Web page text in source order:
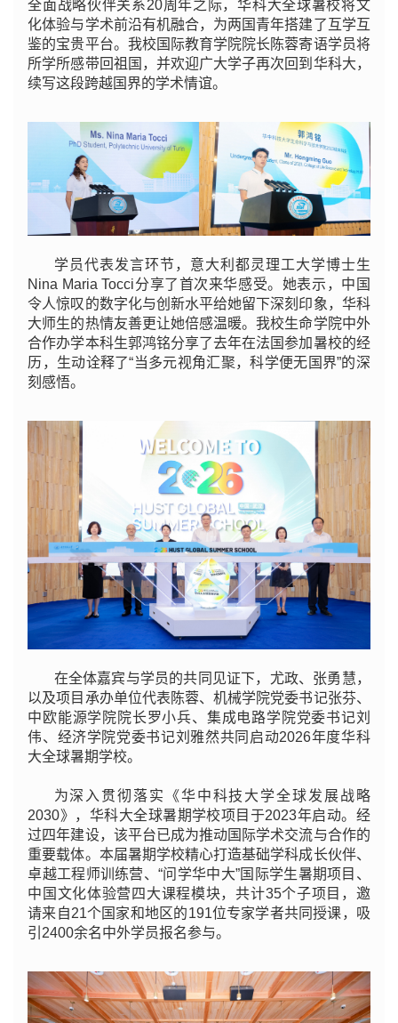
全面战略伙伴关系20周年之际，华科大全球暑校将文
化体验与学术前沿有机融合，为两国青年搭建了互学互
鉴的宝贵平台。我校国际教育学院院长陈蓉寄语学员将
所学所感带回祖国，并欢迎广大学子再次回到华科大，
续写这段跨越国界的学术情谊。
学员代表发言环节，意大利都灵理工大学博士生
Nina Maria Tocci分享了首次来华感受。她表示，中国
令人惊叹的数字化与创新水平给她留下深刻印象，华科
大师生的热情友善更让她倍感温暖。我校生命学院中外
合作办学本科生郭鸿铭分享了去年在法国参加暑校的经
历，生动诠释了“当多元视角汇聚，科学便无国界”的深
刻感悟。
在全体嘉宾与学员的共同见证下，尤政、张勇慧，
以及项目承办单位代表陈蓉、机械学院党委书记张芬、
中欧能源学院院长罗小兵、集成电路学院党委书记刘
伟、经济学院党委书记刘雅然共同启动2026年度华科
大全球暑期学校。
为深入贯彻落实《华中科技大学全球发展战略
2030》，华科大全球暑期学校项目于2023年启动。经
过四年建设，该平台已成为推动国际学术交流与合作的
重要载体。本届暑期学校精心打造基础学科成长伙伴、
卓越工程师训练营、“问学华中大”国际学生暑期项目、
中国文化体验营四大课程模块，共计35个子项目，邀
请来自21个国家和地区的191位专家学者共同授课，吸
引2400余名中外学员报名参与。